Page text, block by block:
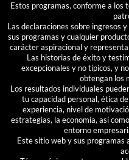
Estos programas, conforme a los
Las declaraciones sobre ingresos
sus programas y cualquier
carácter aspiracional y
Las historias de éxito y
excepcionales y no típicos, y
obtengan los
Los resultados individuales
tu capacidad personal, ética
experiencia, nivel de
estrategias, la economía, así
entorno
Este sitio web y sus programas